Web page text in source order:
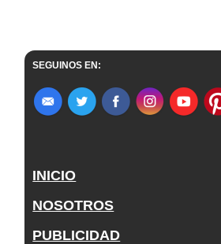
SEGUINOS EN:
INICIO
NOSOTROS
PUBLICIDAD